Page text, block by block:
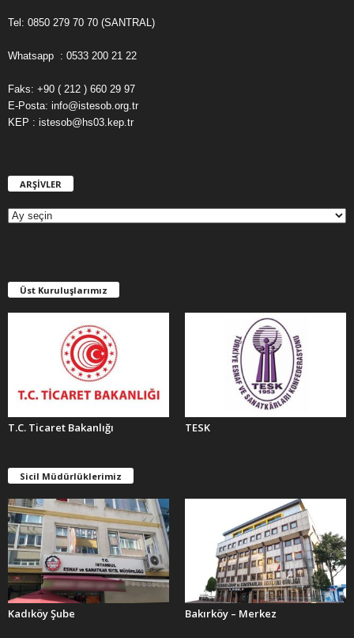
Tel: 0850 279 70 70 (SANTRAL)
Whatsapp : 0533 200 21 22
Faks: +90 ( 212 ) 660 29 97
E-Posta: info@istesob.org.tr
KEP : istesob@hs03.kep.tr
ARŞİVLER
E
R
Üst Kuruluşlarımız
T.C. Ticaret Bakanlığı TESK
Sicil Müdürlüklerimiz
Kadıköy Şube Bakırköy – Merkez